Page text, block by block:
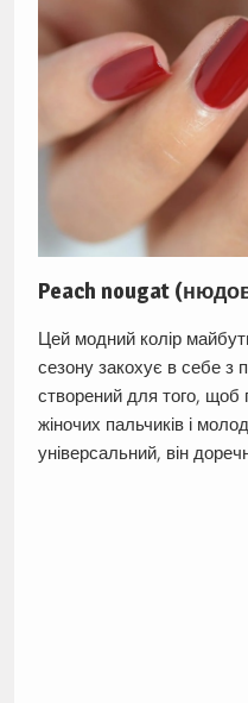
Peach nougat
Цей модний колір
сезону закохує в себе з
створений для того, щоб
жіночих пальчиків і
універсальний, він